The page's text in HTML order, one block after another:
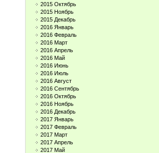
2015 Октябрь
2015 Ноябрь
2015 Декабрь
2016 Январь
2016 Февраль
2016 Март
2016 Апрель
2016 Май
2016 Июнь
2016 Июль
2016 Август
2016 Сентябрь
2016 Октябрь
2016 Ноябрь
2016 Декабрь
2017 Январь
2017 Февраль
2017 Март
2017 Апрель
2017 Май